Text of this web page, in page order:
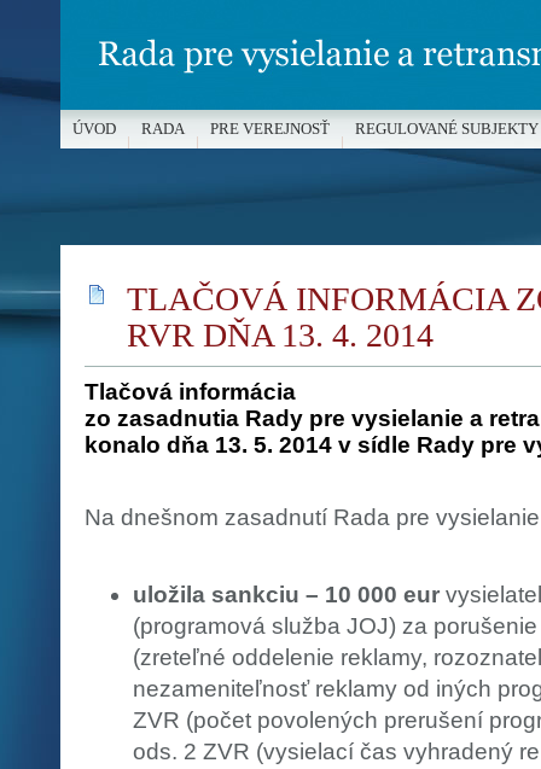
TLAČOVÁ INFORMÁCIA
RVR DŇA 13. 4. 2014
Tlačová informácia
zo zasadnutia Rady pre vysielanie a
konalo dňa 13. 5. 2014 v sídle Rady pre
Na dnešnom zasadnutí Rada pre
uložila sankciu – 10 000 eur
(programová služba JOJ) za
(zreteľné oddelenie reklamy,
nezameniteľnosť reklamy od iných
ZVR (počet povolených prerušení
ods. 2 ZVR (vysielací čas vyhradený
ÚVOD RADA PRE VEREJNOSŤ REGULOVANÉ SUBJEKTY